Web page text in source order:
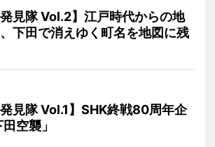
見隊 Vol.2】江戸時代からの地
下田で消えゆく町名を地図に残
見隊 Vol.1】SHK終戦80周年企
空襲」